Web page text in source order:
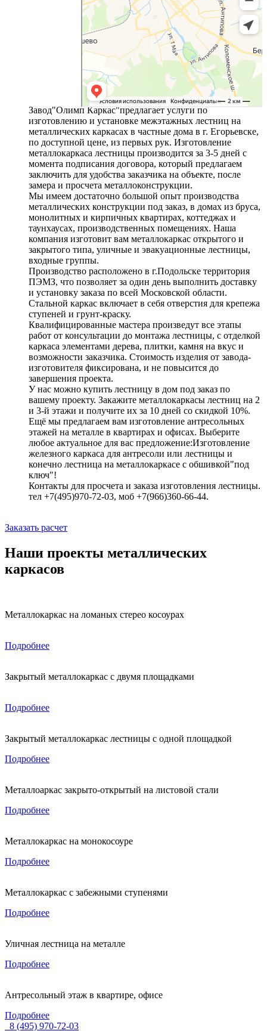
Завод"Олимп Каркас"предлагает услуги по
изготовлению и установке межэтажных лестниц на
металлических каркасах в частные дома в г. Егорьевске,
по доступной цене, из первых рук. Изготовление
металлокаркаса лестницы производится за 3-5 дней с
момента подписания договора, который предлагаем
заключить для удобства заказчика на объекте, после
замера и просчета металлоконструкции.
Мы имеем достаточно большой опыт производства
металлических конструкции под заказ, в домах из бруса,
монолитных и кирпичных квартирах, коттеджах и
таунхаусах, производственных помещениях. Наша
компания изготовит вам металлокаркас открытого и
закрытого типа, уличные и эвакуационные лестницы,
входные группы.
Производство расположено в г.Подольске территория
ПЭМЗ, что позволяет за один день выполнить доставку
и установку заказа по всей Московской области.
Стальной каркас включает в себя отверстия для крепежа
ступеней и грунт-краску.
Квалифицированные мастера произведут все этапы
работ от консультации до монтажа лестницы, с отделкой
каркаса элементами дерева, плитки, камня на вкус и
возможности заказчика. Стоимость изделия от завода-
изготовителя фиксирована, и не повысится до
завершения проекта.
У нас можно купить лестницу в дом под заказ по
вашему проекту. Закажите металлокаркасы лестниц на 2
и 3-й этажи и получите их за 10 дней со скидкой 10%.
Ещё мы предлагаем вам изготовление антресольных
этажей на металле в квартирах и офисах. Выберите
любое актуальное для вас предложение:Изготовление
железного каркаса для антресоли или лестницы и
конечно лестница на металлокаркасе с обшивкой"под
ключ"!
Контакты для просчета и заказа изготовления лестницы.
тел +7(495)970-72-03, моб +7(966)360-66-44.
Заказать расчет
Наши проекты металлических
каркасов
Металлокаркас на ломаных стерео косоурах
Подробнее
Закрытый металлокаркас с двумя площадками
Подробнее
Закрытый металлокаркас лестницы с одной площадкой
Подробнее
Металлоаркас закрыто-открытый на листовой стали
Подробнее
Металлокаркас на монокосоуре
Подробнее
Металлокаркас с забежными ступенями
Подробнее
Уличная лестница на металле
Подробнее
Антресольный этаж в квартире, офисе
Подробнее
8 (495) 970-72-03